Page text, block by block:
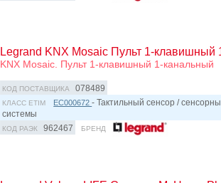
Legrand KNX Mosaic Пульт 1-клавишный
KNX Mosaic. Пульт 1-клавишный 1-канальный
КОД ПОСТАВЩИКА 078489
КЛАСС ETIM EC000672- Тактильный сенсор /
системы
КОД РАЭК 962467 БРЕНД